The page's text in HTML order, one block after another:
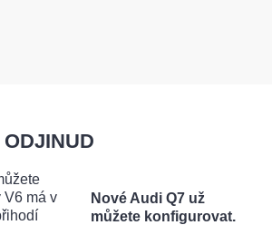
Nové Audi Q7 už
můžete konfigurovat.